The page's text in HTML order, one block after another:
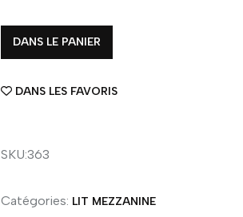
DANS LE PANIER
DANS LES FAVORIS
SKU:363
Catégories: LIT MEZZANINE